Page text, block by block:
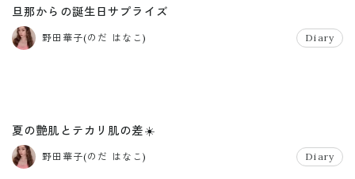
旦那からの誕生日サプライズ
野田華子(のだ はなこ) Diary
夏の艶肌とテカリ肌の差☀️
野田華子(のだ はなこ) Diary